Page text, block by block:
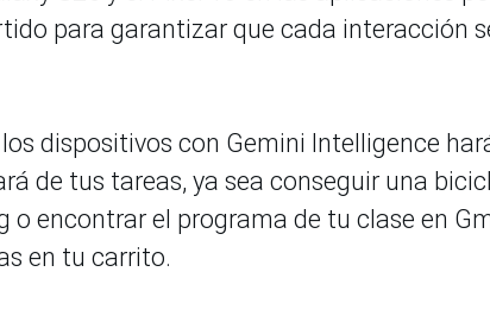
para garantizar que cada interacción
dispositivos con Gemini Intelligence
de tus tareas, ya sea conseguir una
o encontrar el programa de tu clase en
en tu carrito.